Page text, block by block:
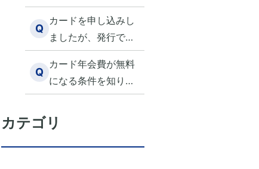
てしまったので訂正
したい
Q
カードを申し込みし
ましたが、発行でき
ない旨の連絡が届き
ました。理由は何で
すか？
Q
カード年会費が無料
になる条件を知りた
い
カテゴリ